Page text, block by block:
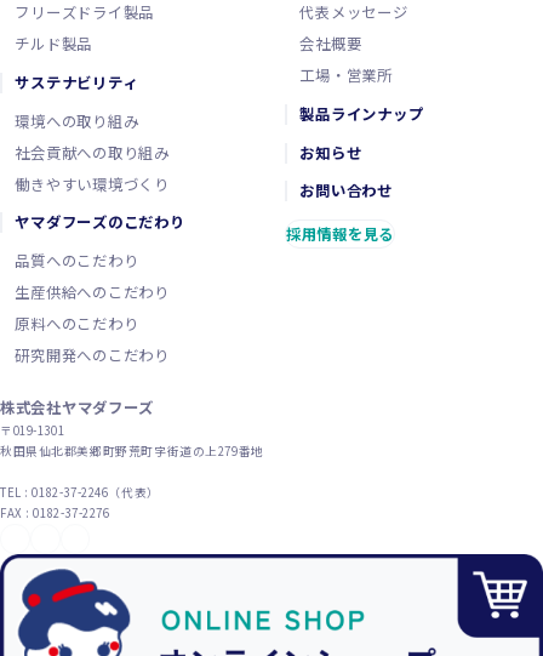
フリーズドライ製品
チルド製品
サステナビリティ
環境への取り組み
社会貢献への取り組み
働きやすい環境づくり
ヤマダフーズのこだわり
品質へのこだわり
生産供給へのこだわり
原料へのこだわり
研究開発へのこだわり
代表メッセージ
会社概要
工場・営業所
製品ラインナップ
お知らせ
お問い合わせ
採用情報を見る
株式会社ヤマダフーズ
〒019-1301
秋田県仙北郡美郷町野荒町字街道の上279番地
TEL : 0182-37-2246（代表）
FAX : 0182-37-2276